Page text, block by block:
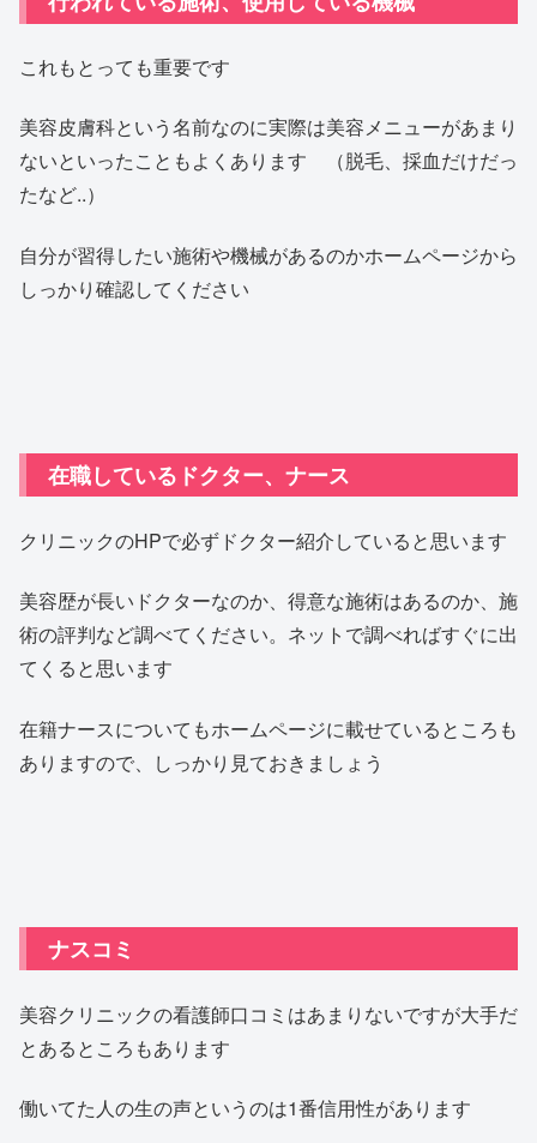
これもとっても重要です
美容皮膚科という名前なのに実際は美容メニューがあまり
ないといったこともよくあります （脱毛、採血だけだっ
たなど..）
自分が習得したい施術や機械があるのかホームページから
しっかり確認してください
在職しているドクター、ナース
クリニックのHPで必ずドクター紹介していると思います
美容歴が長いドクターなのか、得意な施術はあるのか、施
術の評判など調べてください。ネットで調べればすぐに出
てくると思います
在籍ナースについてもホームページに載せているところも
ありますので、しっかり見ておきましょう
ナスコミ
美容クリニックの看護師口コミはあまりないですが大手だ
とあるところもあります
働いてた人の生の声というのは1番信用性があります